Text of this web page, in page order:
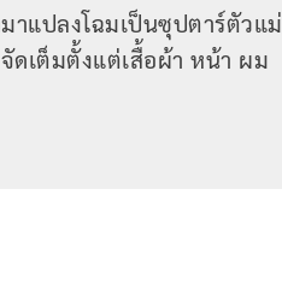
าแปลงโฉมเป็นซุปตาร์ตัวแม่
ดเต็มตั้งแต่เสื้อผ้า หน้า ผม